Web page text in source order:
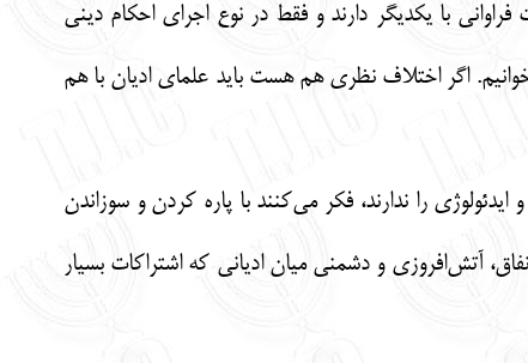
با یکدیگر دارند و فقط در نوع اجرای احکام دینی
اگر اختلاف نظری هم هست باید علمای ادیان با هم
را ندارند، فکر می‌کنند با پاره کردن و سوزاندن
آتش‌افروزی و دشمنی میان ادیانی که اشتراکات بسیار